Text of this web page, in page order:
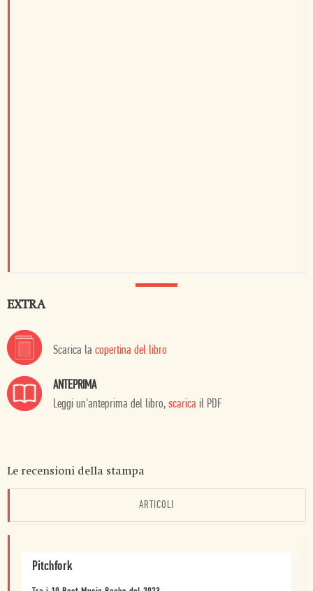
EXTRA
Scarica la copertina del libro
ANTEPRIMA
Leggi un'anteprima del libro, scarica il PDF
Le recensioni della stampa
ARTICOLI
Pitchfork